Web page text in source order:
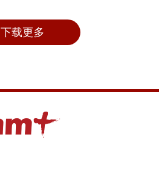
下载更多